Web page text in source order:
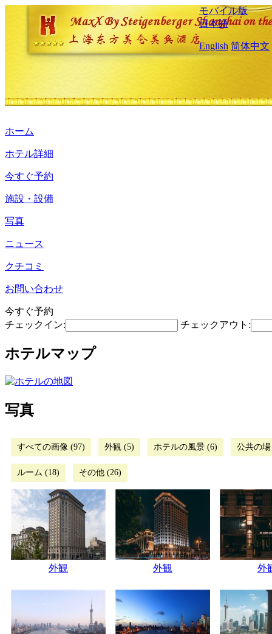
モバイル版
日本語
English 简体中文
ホーム
ホテル詳細
今すぐ予約
施設・設備
写真
ニュース
クチコミ
お問い合わせ
今すぐ予約
チェックイン:
チェックアウト:
ホテルマップ
写真
すべての画像 (97) 外観 (5) ホテルの風景 (6) 公共の
ルーム (18) その他 (26)
外観 外観 外